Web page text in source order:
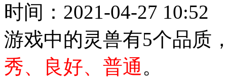
时间： 2021-04-27 10:52
游戏中的灵兽有5个品质
秀、良好、普通 。